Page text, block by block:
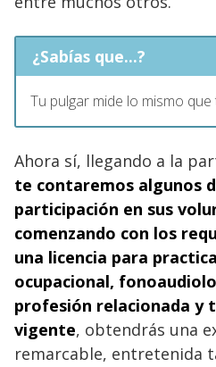
¿Sabías que...?
Tu pulgar mide lo mismo que
Ahora sí, llegando a la
te contaremos algunos
participación en sus
comenzando con los
una licencia para
ocupacional,
profesión relacionada y
vigente, obtendrás una
remarcable, entretenida